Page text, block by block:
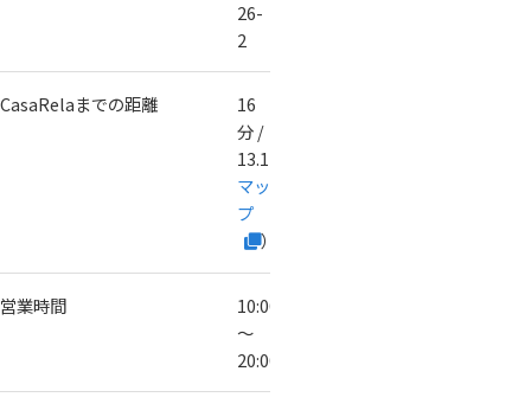
26-
2
CasaRelaまでの距離
16
分 /
13.1km（
マッ
プ
）
営業時間
10:00
～
20:00